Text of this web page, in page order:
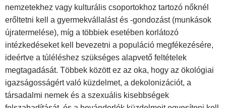
nemzetekhez vagy kulturális csoportokhoz tartozó nőknél
erőltetni kell a gyermekvállalást és -gondozást (munkások
újratermelése), míg a többiek esetében korlátozó
intézkedéseket kell bevezetni a populáció megfékezésére,
ideértve a túléléshez szükséges alapvető feltételek
megtagadását. Többek között ez az oka, hogy az ökológiai
igazságosságért való küzdelmet, a dekolonizációt, a
társadalmi nemek és a szexuális kisebbségek